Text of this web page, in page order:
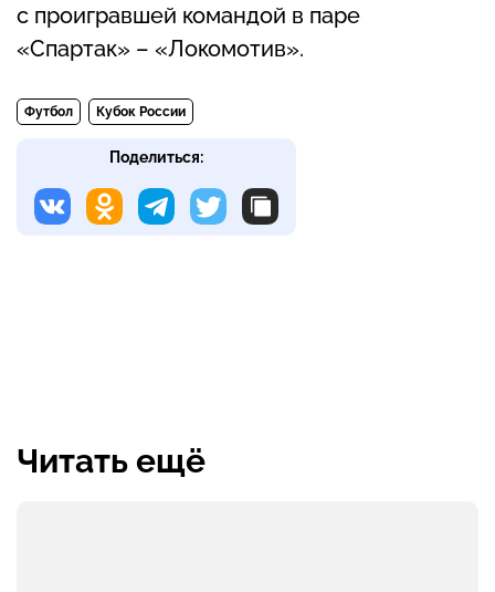
с проигравшей командой в паре
«Спартак» – «Локомотив».
Футбол Кубок России
Поделиться:
Читать ещё